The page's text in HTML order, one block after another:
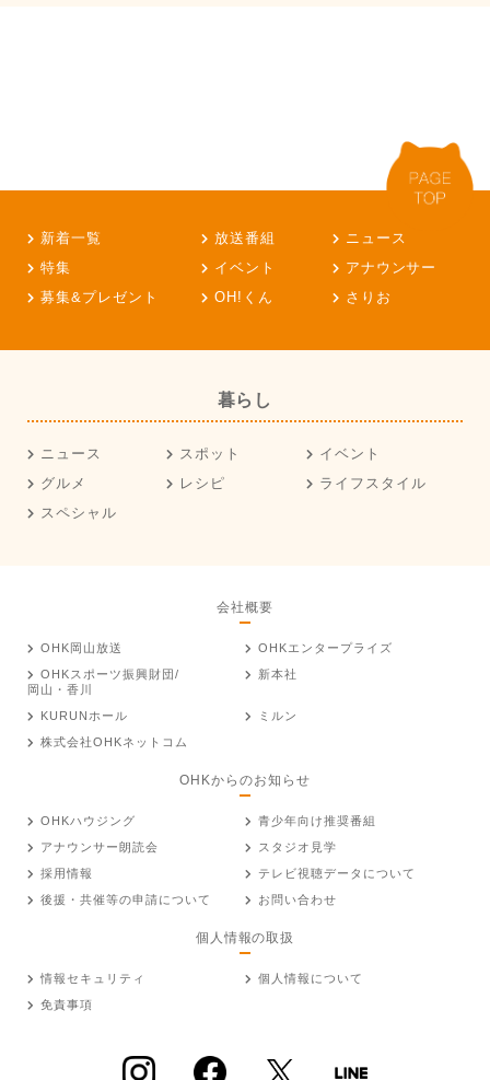
新着一覧 放送番組
ニュース
特集
イベント
アナウンサー
募集&プレゼント
OH!くん さりお
暮らし
ニュース スポット
イベント
グルメ
レシピ
ライフスタイル
スペシャル
会社概要
OHK岡山放送
OHKエンタープライズ
OHKスポーツ振興財団/
岡山・香川
新本社
KURUNホール
ミルン
株式会社OHKネットコム
OHKからのお知らせ
OHKハウジング
青少年向け推奨番組
アナウンサー朗読会
スタジオ見学
採用情報
テレビ視聴データについて
後援・共催等の申請について
お問い合わせ
個人情報の取扱
情報セキュリティ
個人情報について
免責事項